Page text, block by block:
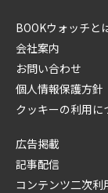
BOOKウォッチと
会社案内
お問い合わせ
個人情報保護方針
クッキーの利用に
広告掲載
記事配信
コンテンツ二次利